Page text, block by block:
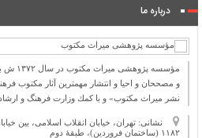
درباره ما
مؤسسه
و مصححان و احیا و انتشار مهمترین آثار مكتوب
نشر میراث مكتوب» و با كمك وزارت فرهنگ و
نشانی: تهران، خیابان انقلاب اسلامی، بین
۱۱۸۲ (ساختمان فروردین)، طبقۀ دوم